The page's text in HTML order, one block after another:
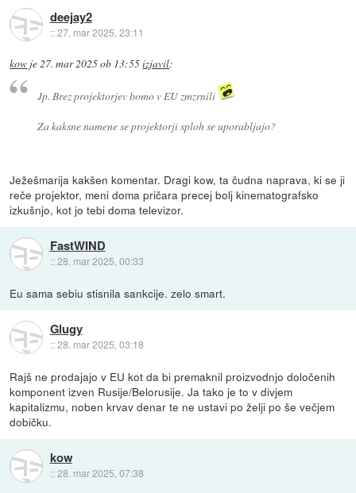
deejay2
::27. mar 2025, 23:11
kow je27. mar 2025 ob 13:55izjavil:
Jp. Brez projektorjev bomo v EU zmzrnili
Za kaksne namene se projektorji sploh se uporabljajo?
Ježešmarija kakšen komentar. Dragi kow, ta čudna naprava, ki se ji
reče projektor, meni doma pričara precej bolj kinematografsko
izkušnjo, kot jo tebi doma televizor.
FastWIND
::28. mar 2025, 00:33
Eu sama sebiu stisnila sankcije. zelo smart.
Glugy
::28. mar 2025, 03:18
Rajš ne prodajajo v EU kot da bi premaknil proizvodnjo določenih
komponent izven Rusije/Belorusije. Ja tako je to v divjem
kapitalizmu, noben krvav denar te ne ustavi po želji po še večjem
dobičku.
kow
::28. mar 2025, 07:38